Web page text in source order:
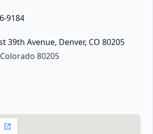
9184
39th Avenue, Denver, CO 80205
Colorado 80205